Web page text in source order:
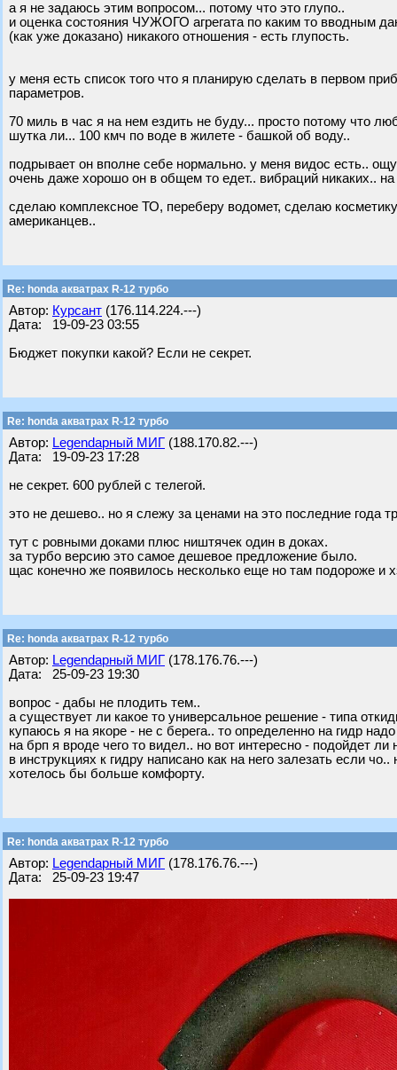
а я не задаюсь этим вопросом... потому что это глупо..
и оценка состояния ЧУЖОГО агрегата по каким то вводным
(как уже доказано) никакого отношения - есть глупость.
у меня есть список того что я планирую сделать в первом
параметров.
70 миль в час я на нем ездить не буду... просто потому что
шутка ли... 100 кмч по воде в жилете - башкой об воду..
подрывает он вполне себе нормально. у меня видос есть..
очень даже хорошо он в общем то едет.. вибраций никаких..
сделаю комплексное ТО, переберу водомет, сделаю
американцев..
Re: honda акватрах R-12 турбо
Автор: Курсант (176.114.224.---)
Дата: 19-09-23 03:55
Бюджет покупки какой? Если не секрет.
Re: honda акватрах R-12 турбо
Автор: Legendарный МИГ (188.170.82.---)
Дата: 19-09-23 17:28
не секрет. 600 рублей с телегой.
это не дешево.. но я слежу за ценами на это последние года
тут с ровными доками плюс ништячек один в доках.
за турбо версию это самое дешевое предложение было.
щас конечно же появилось несколько еще но там подороже и
Re: honda акватрах R-12 турбо
Автор: Legendарный МИГ (178.176.76.---)
Дата: 25-09-23 19:30
вопрос - дабы не плодить тем..
а существует ли какое то универсальное решение - типа
купаюсь я на якоре - не с берега.. то определенно на гидр
на брп я вроде чего то видел.. но вот интересно - подойдет ли
в инструкциях к гидру написано как на него залезать если
хотелось бы больше комфорту.
Re: honda акватрах R-12 турбо
Автор: Legendарный МИГ (178.176.76.---)
Дата: 25-09-23 19:47